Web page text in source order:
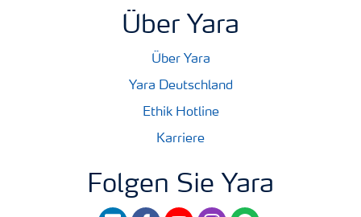
Über Yara
Über Yara
Yara Deutschland
Ethik Hotline
Karriere
Folgen Sie Yara